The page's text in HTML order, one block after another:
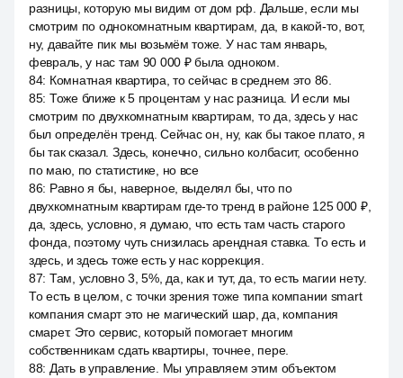
разницы, которую мы видим от дом рф. Дальше, если мы
смотрим по однокомнатным квартирам, да, в какой-то, вот,
ну, давайте пик мы возьмём тоже. У нас там январь,
февраль, у нас там 90 000 ₽ была одноком.
84: Комнатная квартира, то сейчас в среднем это 86.
85: Тоже ближе к 5 процентам у нас разница. И если мы
смотрим по двухкомнатным квартирам, то да, здесь у нас
был определён тренд. Сейчас он, ну, как бы такое плато, я
бы так сказал. Здесь, конечно, сильно колбасит, особенно
по маю, по статистике, но все
86: Равно я бы, наверное, выделял бы, что по
двухкомнатным квартирам где-то тренд в районе 125 000 ₽,
да, здесь, условно, я думаю, что есть там часть старого
фонда, поэтому чуть снизилась арендная ставка. То есть и
здесь, и здесь тоже есть у нас коррекция.
87: Там, условно 3, 5%, да, как и тут, да, то есть магии нету.
То есть в целом, с точки зрения тоже типа компании smart
компания смарт это не магический шар, да, компания
смарет. Это сервис, который помогает многим
собственникам сдать квартиры, точнее, пере.
88: Дать в управление. Мы управляем этим объектом